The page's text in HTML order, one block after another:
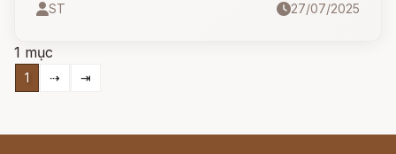
khiến ai cũng bật cười!
ST 27/07/2025
1 mục
1 ⇢ ⇥